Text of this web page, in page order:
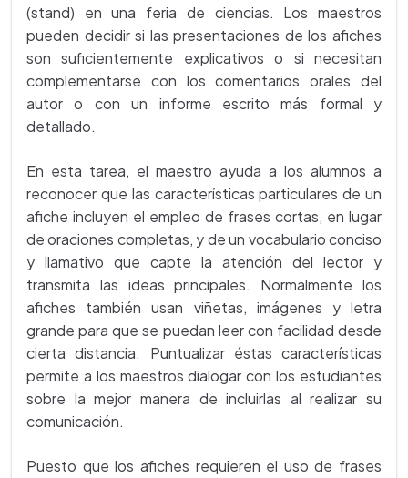
(stand) en una feria de ciencias. Los maestros
pueden decidir si las presentaciones de los afiches
son suficientemente explicativos o si necesitan
complementarse con los comentarios orales del
autor o con un informe escrito más formal y
detallado.
En esta tarea, el maestro ayuda a los alumnos a
reconocer que las características particulares de un
afiche incluyen el empleo de frases cortas, en lugar
de oraciones completas, y de un vocabulario conciso
y llamativo que capte la atención del lector y
transmita las ideas principales. Normalmente los
afiches también usan viñetas, imágenes y letra
grande para que se puedan leer con facilidad desde
cierta distancia. Puntualizar éstas características
permite a los maestros dialogar con los estudiantes
sobre la mejor manera de incluirlas al realizar su
comunicación.
Puesto que los afiches requieren el uso de frases